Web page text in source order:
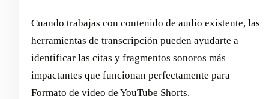
Cuando trabajas con contenido de audio existente, las
herramientas de transcripción pueden ayudarte a
identificar las citas y fragmentos sonoros más
impactantes que funcionan perfectamente para
Formato de vídeo de YouTube Shorts.